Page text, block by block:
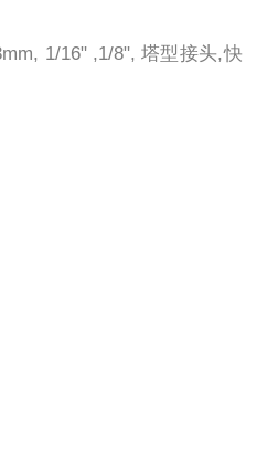
1/16" ,1/8", 塔型接头,快